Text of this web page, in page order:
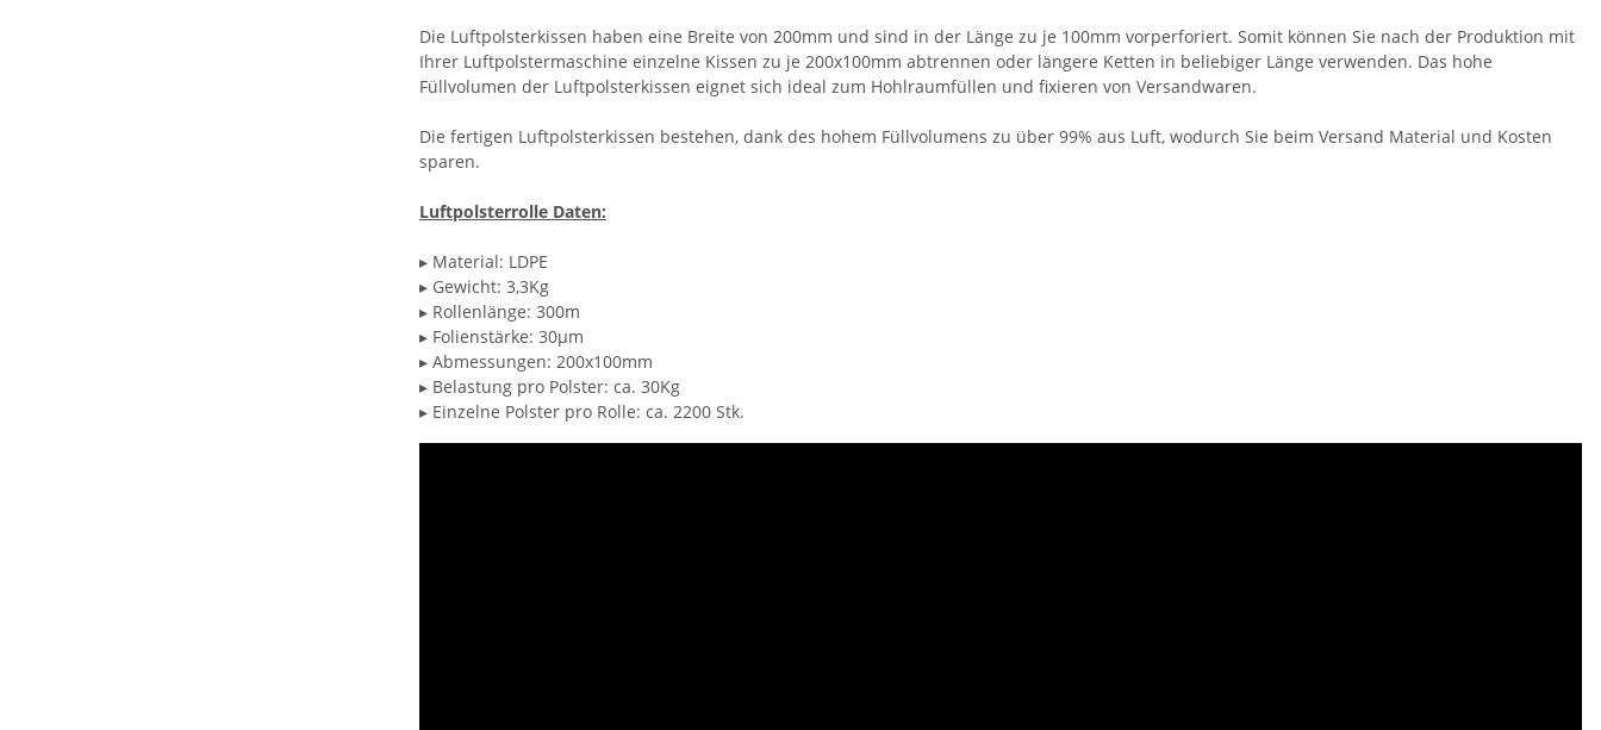
Die Luftpolsterkissen haben eine Breite von 200mm und sind in der Länge zu je 100mm vorperforiert. Somit können Sie nach der Produktion mit
Ihrer Luftpolstermaschine einzelne Kissen zu je 200x100mm abtrennen oder längere Ketten in beliebiger Länge verwenden. Das hohe
Füllvolumen der Luftpolsterkissen eignet sich ideal zum Hohlraumfüllen und fixieren von Versandwaren.
Die fertigen Luftpolsterkissen bestehen, dank des hohem Füllvolumens zu über 99% aus Luft, wodurch Sie beim Versand Material und Kosten
sparen.
Luftpolsterrolle Daten:
▸ Material: LDPE
▸ Gewicht: 3,3Kg
▸ Rollenlänge: 300m
▸ Folienstärke: 30µm
▸ Abmessungen: 200x100mm
▸ Belastung pro Polster: ca. 30Kg
▸ Einzelne Polster pro Rolle: ca. 2200 Stk.